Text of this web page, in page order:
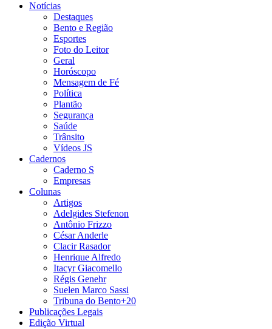
Notícias
Destaques
Bento e Região
Esportes
Foto do Leitor
Geral
Horóscopo
Mensagem de Fé
Política
Plantão
Segurança
Saúde
Trânsito
Vídeos JS
Cadernos
Caderno S
Empresas
Colunas
Artigos
Adelgides Stefenon
Antônio Frizzo
César Anderle
Clacir Rasador
Henrique Alfredo
Itacyr Giacomello
Régis Genehr
Suelen Marco Sassi
Tribuna do Bento+20
Publicações Legais
Edição Virtual